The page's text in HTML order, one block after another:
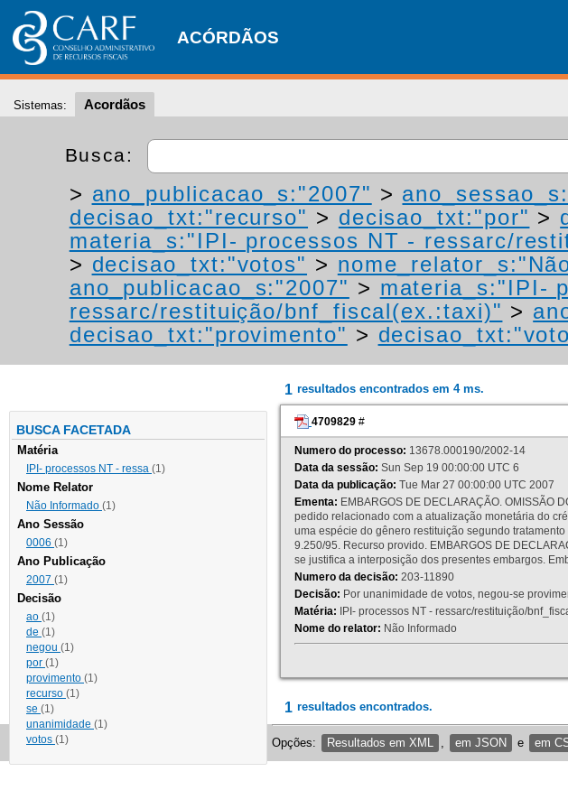
ACÓRDÃOS
Sistemas: Acordãos
Busca:
> ano_publicacao_s:"2007" >
decisao_txt:"recurso" > decisao_txt:"por" >
materia_s:"IPI- processos NT - ressarc/
> decisao_txt:"votos" >
ano_publicacao_s:"2007" > materia_s:"IPI-
ressarc/restituição/bnf_fiscal(ex.:taxi)" >
decisao_txt:"provimento" >
BUSCA FACETADA
Matéria
IPI- processos NT - ressa (1)
Nome Relator
Não Informado (1)
Ano Sessão
0006 (1)
Ano Publicação
2007 (1)
Decisão
ao (1)
de (1)
negou (1)
por (1)
provimento (1)
recurso (1)
se (1)
unanimidade (1)
votos (1)
1 resultados encontrados em 4 ms.
4709829 #
Numero do processo: 13678.000190/2002-14
Data da sessão: Sun Sep 19 00:00:00 UTC 6
Data da publicação: Tue Mar 27 00:00:00 UTC 2007
Ementa: EMBARGOS DE DECLARAÇÃO. OMISSÃO
pedido relacionado com a atualização monetária do
uma espécie do gênero restituição segundo
9.250/95. Recurso provido. EMBARGOS DE
se justifica a interposição dos presentes embargos.
Numero da decisão: 203-11890
Decisão: Por unanimidade de votos, negou-se
Matéria: IPI- processos NT - ressarc/restituição/
Nome do relator: Não Informado
1 resultados encontrados.
Opções: Resultados em XML em JSON e em